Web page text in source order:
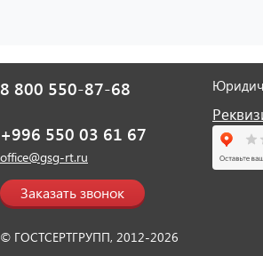
8 800 550-87-68
+996 550 03 61 67
office@gsg-rt.ru
Заказать звонок
© ГОСТСЕРТГРУПП, 2012-2026